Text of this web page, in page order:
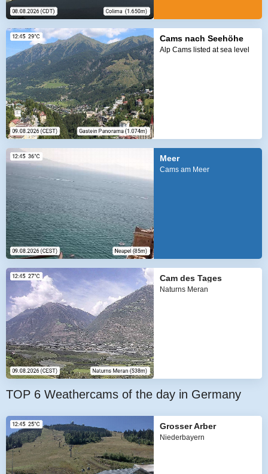
Cams nach Seehöhe
Alp Cams listed at sea level
Meer
Cams am Meer
Cam des Tages
Naturns Meran
TOP 6 Weathercams of the day in Germany
Grosser Arber
Niederbayern